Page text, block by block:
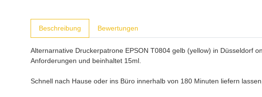
Beschreibung Bewertungen
Alternarnative Druckerpatrone EPSON T0804 gelb (yellow) in Düsseldorf
Anforderungen und beinhaltet 15ml.
Schnell nach Hause oder ins Büro innerhalb von 180 Minuten liefern